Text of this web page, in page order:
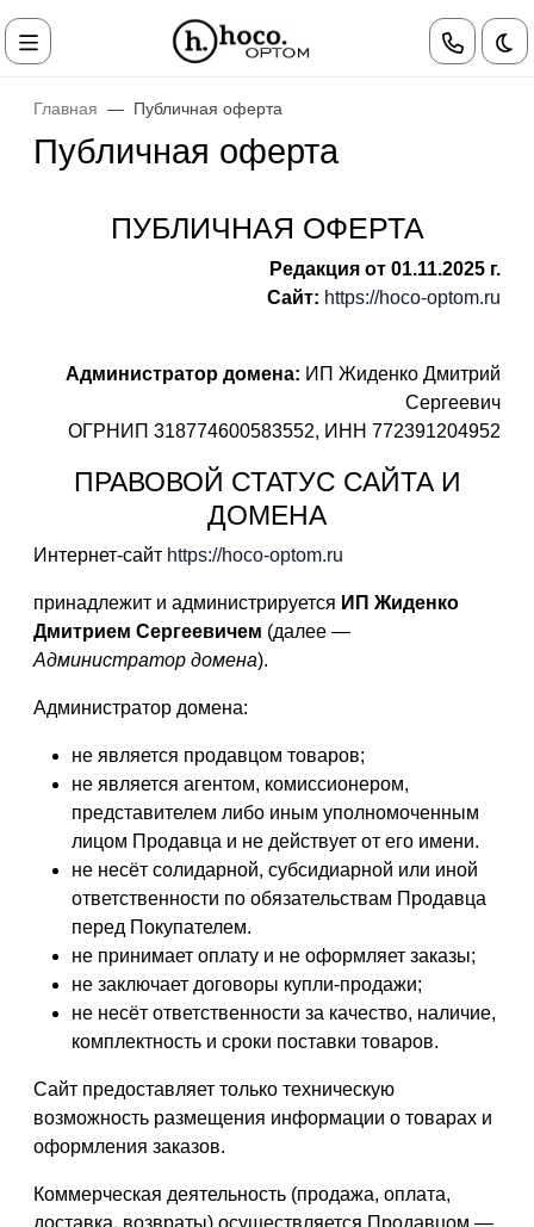
Главная Публичная оферта
Публичная оферта
ПУБЛИЧНАЯ ОФЕРТА
Редакция от 01.11.2025 г.
Сайт: https://hoco-optom.ru
Администратор домена: ИП Жиденко Дмитрий
Сергеевич
ОГРНИП 318774600583552, ИНН 772391204952
ПРАВОВОЙ СТАТУС САЙТА И
ДОМЕНА
Интернет-сайт https://hoco-optom.ru
принадлежит и администрируется ИП Жиденко
Дмитрием Сергеевичем (далее —
Администратор домена).
Администратор домена:
не является продавцом товаров;
не является агентом, комиссионером,
представителем либо иным уполномоченным
лицом Продавца и не действует от его имени.
не несёт солидарной, субсидиарной или иной
ответственности по обязательствам Продавца
перед Покупателем.
не принимает оплату и не оформляет заказы;
не заключает договоры купли-продажи;
не несёт ответственности за качество, наличие,
комплектность и сроки поставки товаров.
Сайт предоставляет только техническую
возможность размещения информации о товарах и
оформления заказов.
Коммерческая деятельность (продажа, оплата,
доставка, возвраты) осуществляется Продавцом —